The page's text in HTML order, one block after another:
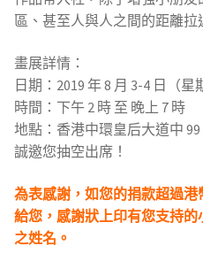
區、甚至人與人之間的距離拉
畫展詳情：
日期：2019 年 8 月 3-4 日（星
時間：下午 2 時 至 晚上 7 時
地點：香港中環皇后大道中
誠邀您抽空出席！
為表感謝，如您的捐款超過
給您，感謝狀上印有您支持
之姓名。